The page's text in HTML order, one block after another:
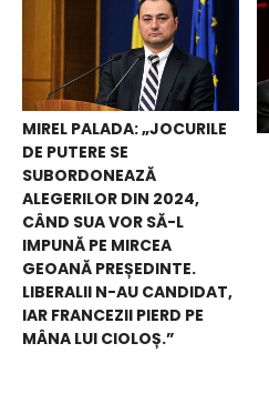
MIREL PALADA: „JOCURILE
DE PUTERE SE
SUBORDONEAZĂ
ALEGERILOR DIN 2024,
CÂND SUA VOR SĂ-L
IMPUNĂ PE MIRCEA
GEOANĂ PREȘEDINTE.
LIBERALII N-AU CANDIDAT,
IAR FRANCEZII PIERD PE
MÂNA LUI CIOLOȘ.”